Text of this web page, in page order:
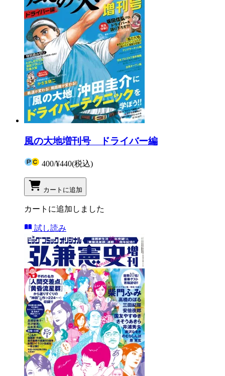
風の大地増刊号 ドライバー編
400/¥440(税込)
カートに追加
カートに追加しました
試し読み